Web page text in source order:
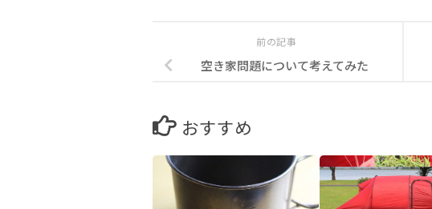
前の記事
空き家問題について考えてみた
おすすめ